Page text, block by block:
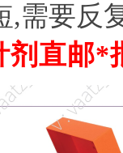
,需要反
剂直邮*